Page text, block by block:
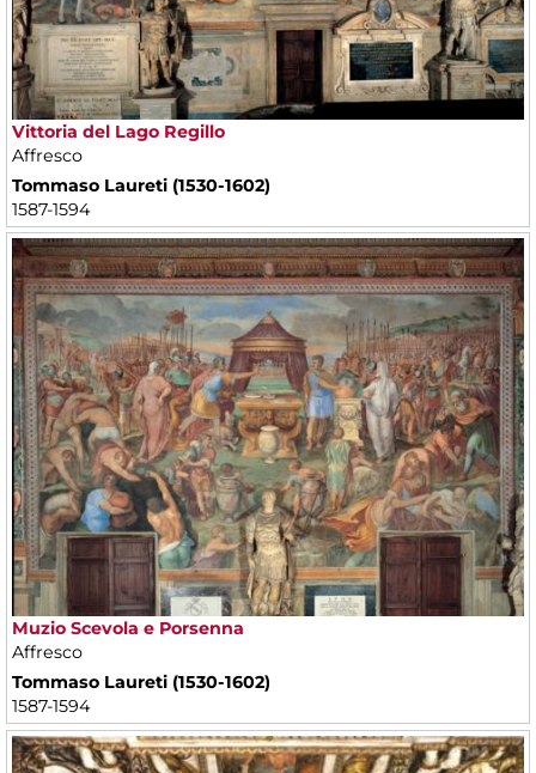
Vittoria del Lago Regillo
Affresco
Tommaso Laureti (1530-1602)
1587-1594
Muzio Scevola e Porsenna
Affresco
Tommaso Laureti (1530-1602)
1587-1594